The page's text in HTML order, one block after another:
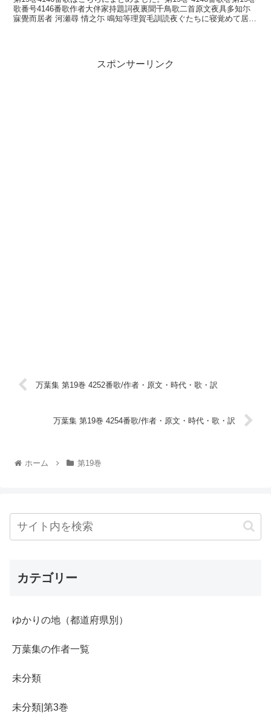
歌番号4146番歌作者大伴家持題詞夜裏聞千鳥歌二首原文夜具多知尓
寐覺而居者 河瀬尋 情之尓 鳴知等理賀毛訓読夜ぐたちに寝覚めて居れ
スポンサーリンク
万葉集 第19巻 4252番歌/作者・原文・時代・歌・訳
万葉集 第19巻 4254番歌/作者・原文・時代・歌・訳
ホーム 第19巻
カテゴリー
ゆかりの地（都道府県別）
万葉集の作者一覧
未分類
未分類|第3巻